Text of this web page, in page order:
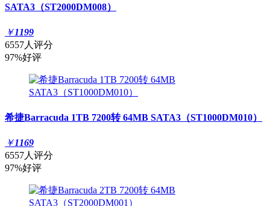
SATA3（ST2000DM008）
￥1199
6557人评分
97%好评
希捷Barracuda 1TB 7200转 64MB SATA3（ST1000DM010）
￥1169
6557人评分
97%好评